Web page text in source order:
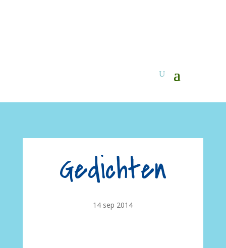
Gedichten
14 sep 2014